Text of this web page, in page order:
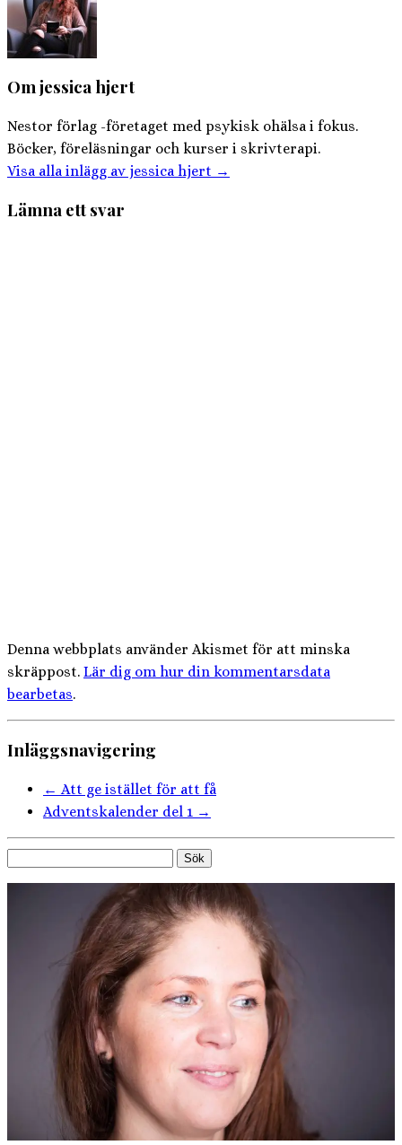
Om jessica hjert
Nestor förlag -företaget med psykisk ohälsa i fokus.
Böcker, föreläsningar och kurser i skrivterapi.
Visa alla inlägg av jessica hjert →
Lämna ett svar
Denna webbplats använder Akismet för att minska
skräppost. Lär dig om hur din kommentarsdata
bearbetas.
Inläggsnavigering
← Att ge istället för att få
Adventskalender del 1 →